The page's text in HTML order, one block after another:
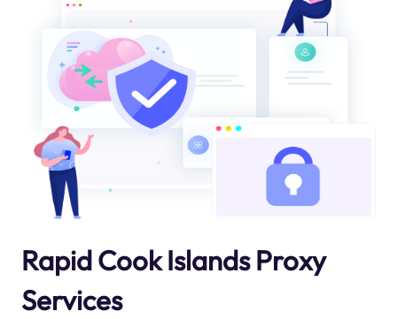
Rapid Cook Islands Proxy
Services